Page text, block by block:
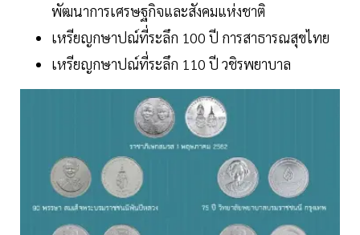
พัฒนาการเศรษฐกิจและสังคมแห่งชาติ
เหรียญกษาปณ์ที่ระลึก 100 ปี การสาธารณสุขไทย
เหรียญกษาปณ์ที่ระลึก 110 ปี วชิรพยาบาล